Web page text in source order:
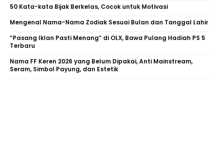
50 Kata-kata Bijak Berkelas, Cocok untuk Motivasi
Mengenal Nama-Nama Zodiak Sesuai Bulan dan Tanggal Lahir
“Pasang Iklan Pasti Menang” di OLX, Bawa Pulang Hadiah PS 5
Terbaru
Nama FF Keren 2026 yang Belum Dipakai, Anti Mainstream,
Seram, Simbol Payung, dan Estetik